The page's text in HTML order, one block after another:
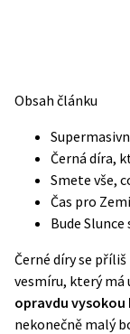
Obsah článku
Černá díra,
Smete vše,
Čas pro
Bude
Černé díry se
vesmíru, který má
opravdu
nekonečně malý